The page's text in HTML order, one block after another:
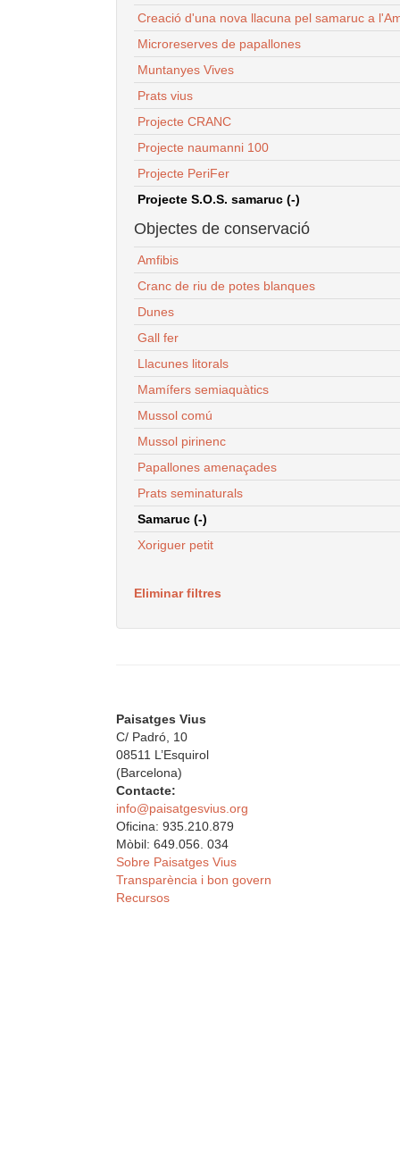
Creació d'una nova llacuna pel samaruc a
Microreserves de papallones
Muntanyes Vives
Prats vius
Projecte CRANC
Projecte naumanni 100
Projecte PeriFer
Projecte S.O.S. samaruc (-)
Objectes de conservació
Amfibis
Cranc de riu de potes blanques
Dunes
Gall fer
Llacunes litorals
Mamífers semiaquàtics
Mussol comú
Mussol pirinenc
Papallones amenaçades
Prats seminaturals
Samaruc (-)
Xoriguer petit
Eliminar filtres
Paisatges Vius
C/ Padró, 10
08511 L’Esquirol
(Barcelona)
Contacte:
info@paisatgesvius.org
Oficina: 935.210.879
Mòbil: 649.056. 034
Sobre Paisatges Vius
Transparència i bon govern
Recursos